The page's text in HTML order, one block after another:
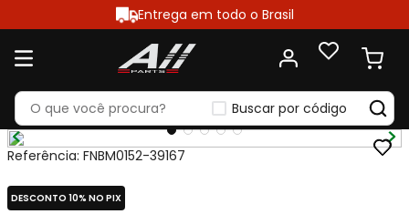
Entrega em todo o Brasil
Buscar por código
Referência: FNBM0152-39167
DESCONTO 10% NO PIX